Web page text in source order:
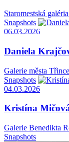
Staromestská
Snapshots
06.03.2026
Daniela
Galerie města Třince
Snapshots
04.03.2026
Kristína
Galerie Benedikta
Snapshots